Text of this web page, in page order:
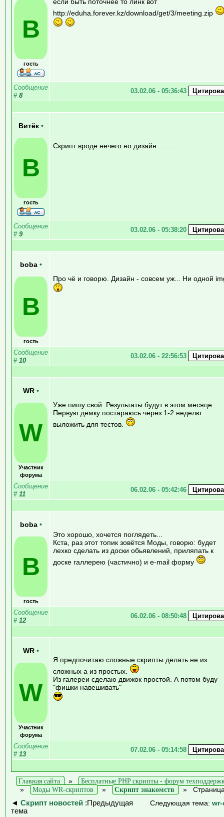
В
гость
http://eduha.forever.kz/download/get/3/meeting.zip
Сообщение
# 8
03.02.06 - 05:36:43
Витёк •
В
гость
Скрипт вроде нечего но дизайн .........
Сообщение
# 9
03.02.06 - 05:38:20
boba •
B
гость
Про чё и говорю. Дизайн - совсем уж... Ни одной
Сообщение
# 10
03.02.06 - 22:56:53
WR •
W
Участник
форума
Уже пишу свой. Результаты будут в этом месяце.
Первую демку постараюсь через 1-2 неделю
выложить для тестов.
Сообщение
# 11
06.02.06 - 05:42:46
boba •
B
гость
Это хорошо, хочется поглядеть...
Кста, раз этот топик зовётся Моды, говорю: будет
лехко сделать из доски обьявлений, приляпать к
доске галлерею (частично) и e-mail форму
Сообщение
# 12
06.02.06 - 08:50:48
WR •
W
Участник
форума
Я предпочитаю сложные скрипты делать не из
сложных а из простых.
Из галереи сделаю движок простой. А потом буду
"фишки навешивать"
Сообщение
# 13
07.02.06 - 05:14:58
Главная сайта »
Бесплатные PHP скрипты - форум
»
Моды WR-скриптов » Скрипт знакомств »
◄ Скрипт новостей :Предыдущая
тема
Следующая тема: